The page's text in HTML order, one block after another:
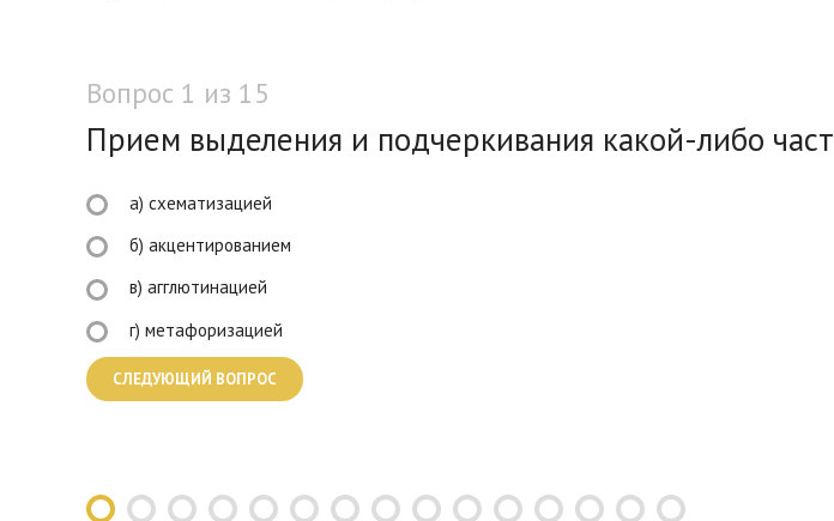
Вопрос 1 из 15
Прием выделения и подчеркивания какой-либо
а) схематизацией
б) акцентированием
в) агглютинацией
г) метафоризацией